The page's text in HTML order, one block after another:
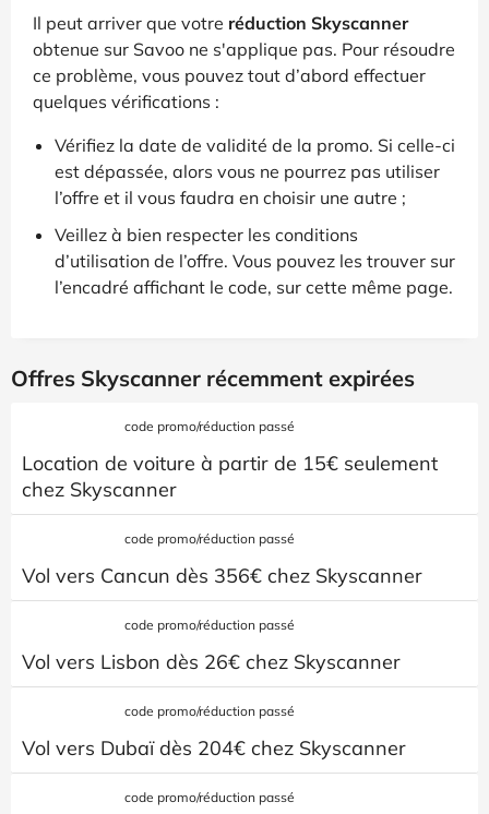
Il peut arriver que votre réduction Skyscanner
obtenue sur Savoo ne s'applique pas. Pour résoudre
ce problème, vous pouvez tout d’abord effectuer
quelques vérifications :
Vérifiez la date de validité de la promo. Si celle-ci
est dépassée, alors vous ne pourrez pas utiliser
l’offre et il vous faudra en choisir une autre ;
Veillez à bien respecter les conditions
d’utilisation de l’offre. Vous pouvez les trouver sur
l’encadré affichant le code, sur cette même page.
Offres Skyscanner récemment expirées
code promo/réduction passé
Location de voiture à partir de 15€ seulement
chez Skyscanner
code promo/réduction passé
Vol vers Cancun dès 356€ chez Skyscanner
code promo/réduction passé
Vol vers Lisbon dès 26€ chez Skyscanner
code promo/réduction passé
Vol vers Dubaï dès 204€ chez Skyscanner
code promo/réduction passé